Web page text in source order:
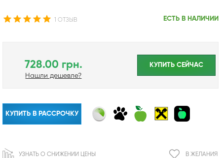
1 ОТЗЫВ ЕСТЬ В НАЛИЧИИ
728.00 грн.
Нашли дешевле?
КУПИТЬ CЕЙЧАС
КУПИТЬ В РАССРОЧКУ
В ЖЕЛАНИЯ
УЗНАТЬ О СНИЖЕНИИ ЦЕНЫ